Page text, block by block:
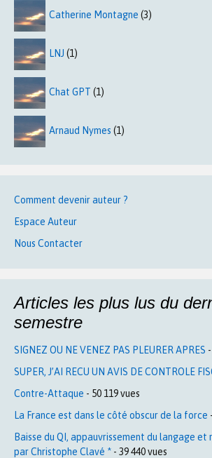
Catherine Montagne (3)
LNJ (1)
Chat GPT (1)
Arnaud Nymes (1)
Comment devenir auteur ?
Espace Auteur
Nous Contacter
Articles les plus lus du
semestre
SIGNEZ OU NE VENEZ PAS PLEURER APRES
SUPER, J’AI RECU UN AVIS DE CONTROLE
Contre-Attaque - 50 119 vues
La France est dans le côté obscur de la force
Baisse du QI, appauvrissement du langage et
par Christophe Clavé * - 39 440 vues